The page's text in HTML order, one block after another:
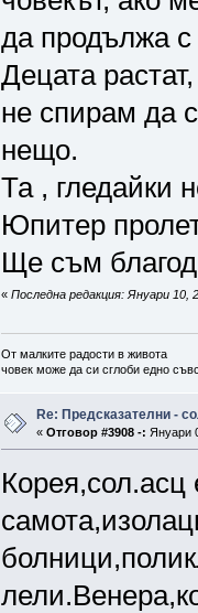
да продължа
Децата
не спирам да
нещо.
Та , гледайки
Юпитер
Ще съм
« Последна редакция: Януари 10,
От малките радости в живота
човек може да си сглоби едно
Re: Предсказателни -
« Отговор #3908 -: Януари
Корея,сол.асц